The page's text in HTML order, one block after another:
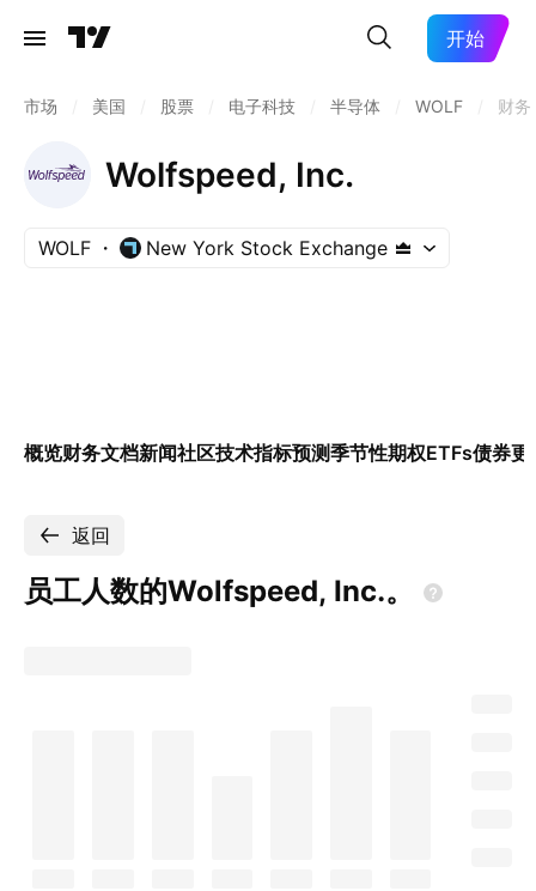
开始
市场 美国 股票 电子科技 半导体 WOLF 财务
Wolfspeed, Inc.
WOLF New York Stock Exchange
概览财务文档新闻社区技术指标预测季节性期权ETFs债券更
返回
员工人数的Wolfspeed, Inc.。